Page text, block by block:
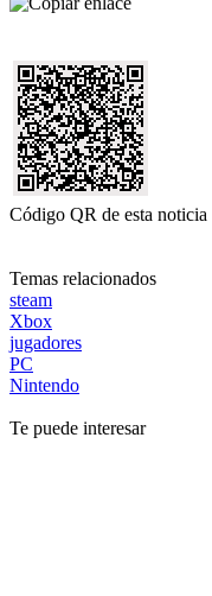
Código QR de esta noticia
Temas relacionados
steam
Xbox
jugadores
PC
Nintendo
Te puede interesar